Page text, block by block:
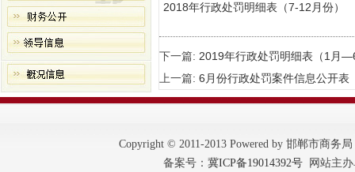
2018年行政处罚明细表（7-12月份）
下一篇: 2019年行政处罚明细表（1月
上一篇: 6月份行政处罚案件信息公开表
Copyright © 2011-2013 Powered by 邯郸市商务
备案号： 冀ICP备19014392号网站主办